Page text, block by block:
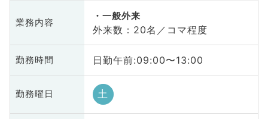
業務内容
一般外来
外来数：20名／コマ程度
勤務時間 日勤午前:09:00〜13:00
勤務曜日 土